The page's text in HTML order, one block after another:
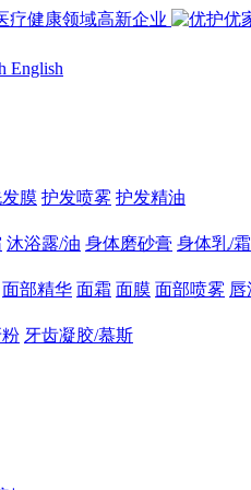
English
膜 护发喷雾 护发精油
沐浴露/油 身体磨砂膏 身体乳/霜
面部精华 面霜 面膜 面部喷雾
粉 牙齿凝胶/慕斯